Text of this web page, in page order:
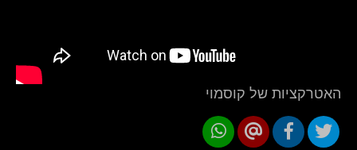
האטרקציות של קוסמוי